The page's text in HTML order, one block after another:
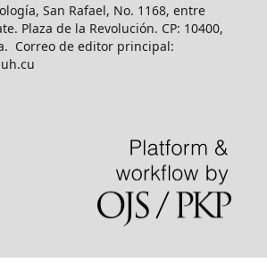
San Rafael, No. 1168, entre
Plaza de la Revolución. CP: 10400,
Correo de editor principal: